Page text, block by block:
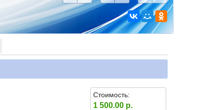
Стоимость:
1 500.00 р.